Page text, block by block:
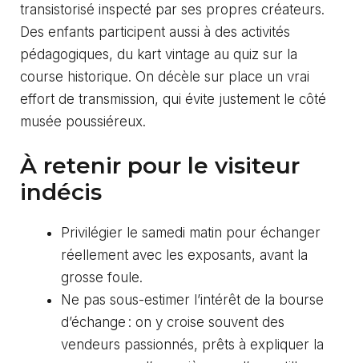
transistorisé inspecté par ses propres créateurs.
Des enfants participent aussi à des activités
pédagogiques, du kart vintage au quiz sur la
course historique. On décèle sur place un vrai
effort de transmission, qui évite justement le côté
musée poussiéreux.
À retenir pour le visiteur
indécis
Privilégier le samedi matin pour échanger
réellement avec les exposants, avant la
grosse foule.
Ne pas sous-estimer l’intérêt de la bourse
d’échange : on y croise souvent des
vendeurs passionnés, prêts à expliquer la